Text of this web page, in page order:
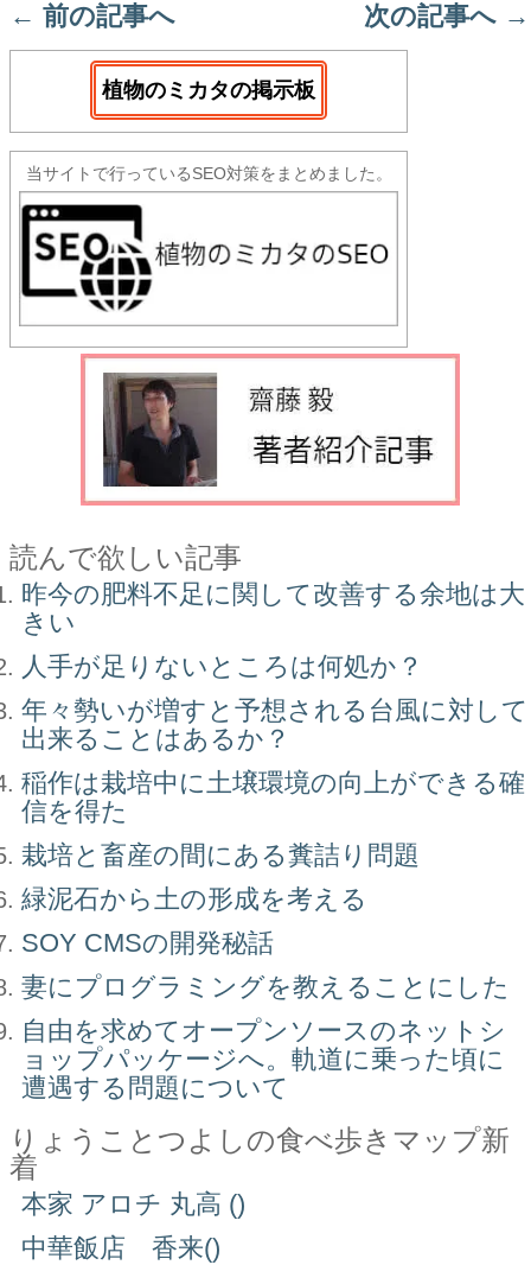
← 前の記事へ 次の記事へ →
植物のミカタの掲示板
当サイトで行っているSEO対策をまとめました。
読んで欲しい記事
昨今の肥料不足に関して改善する余地は大
きい
人手が足りないところは何処か？
年々勢いが増すと予想される台風に対して
出来ることはあるか？
稲作は栽培中に土壌環境の向上ができる確
信を得た
栽培と畜産の間にある糞詰り問題
緑泥石から土の形成を考える
SOY CMSの開発秘話
妻にプログラミングを教えることにした
自由を求めてオープンソースのネットシ
ョップパッケージへ。軌道に乗った頃に
遭遇する問題について
りょうことつよしの食べ歩きマップ新
着
本家 アロチ 丸高 ()
中華飯店 香来()